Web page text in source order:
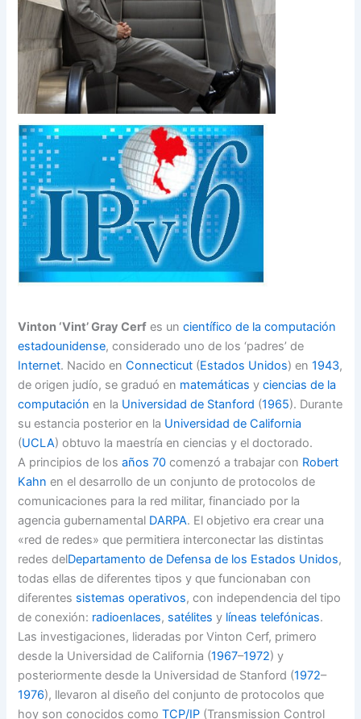
Vinton ‘Vint’ Gray Cerf es uncientífico de la computación
estadounidense, considerado uno de los ‘padres’ de
Internet. Nacido enConnecticut (Estados Unidos) en1943,
de origen judío, se graduó en matemáticas yciencias de la
computación en la Universidad de Stanford (1965). Durante
su estancia posterior en la Universidad de California
(UCLA) obtuvo la maestría en ciencias y el doctorado.
A principios de losaños 70 comenzó a trabajar con Robert
Kahn en el desarrollo de un conjunto de protocolos de
comunicaciones para la red militar, financiado por la
agencia gubernamental DARPA. El objetivo era crear una
«red de redes» que permitiera interconectar las distintas
redes delDepartamento de Defensa de los Estados Unidos,
todas ellas de diferentes tipos y que funcionaban con
diferentes sistemas operativos, con independencia del tipo
de conexión: radioenlaces, satélites y líneas telefónicas.
Las investigaciones, lideradas por Vinton Cerf, primero
desde la Universidad de California (1967–1972) y
posteriormente desde la Universidad de Stanford (1972–
1976), llevaron al diseño del conjunto de protocolos que
hoy son conocidos comoTCP/IP (Transmission Control